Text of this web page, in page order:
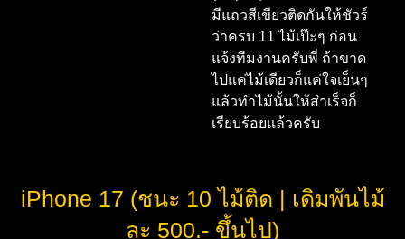
มีแถวสีเขียวติดกันให้ชัวร์
ว่าครบ 11 ไม้เป๊ะๆ ก่อน
แจ้งทีมงานครับพี่ ถ้าขาด
ไปแค่ไม้เดียวก็แค่ใจเย็นๆ
แล้วทำไม้นั้นให้สำเร็จก็
เรียบร้อยแล้วครับ
iPhone 17 (ชนะ 10 ไม้ติด | เดิมพันไม้
ละ 500.- ขึ้นไป)